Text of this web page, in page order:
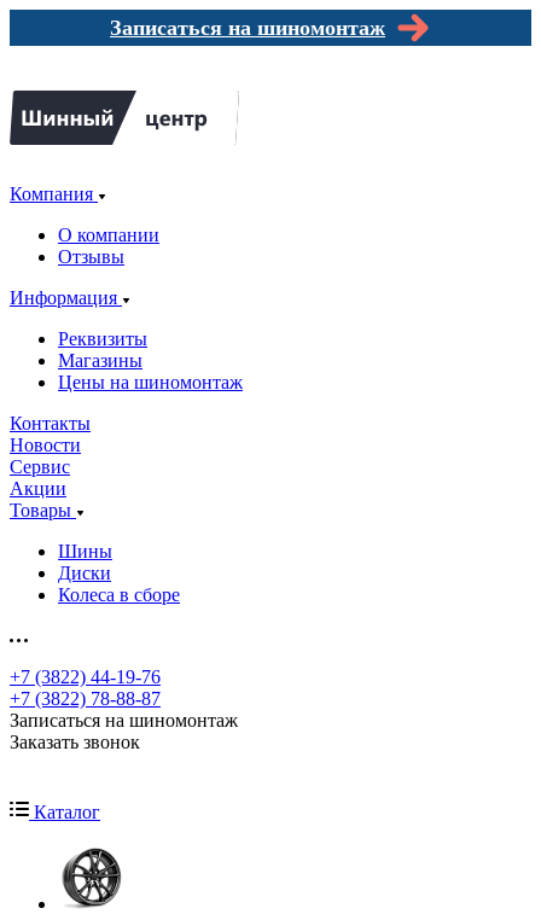
Записаться на шиномонтаж
Компания
О компании
Отзывы
Информация
Реквизиты
Магазины
Цены на шиномонтаж
Контакты
Новости
Сервис
Акции
Товары
Шины
Диски
Колеса в сборе
+7 (3822) 44-19-76
+7 (3822) 78-88-87
Записаться на шиномонтаж
Заказать звонок
Каталог